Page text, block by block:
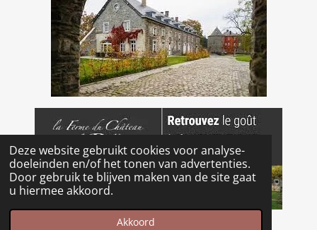
Deze website gebruikt cookies voor analyse-
doeleinden en/of het tonen van advertenties.
Door gebruik te blijven maken van de site gaat
u hiermee akkoord.
Akkoord